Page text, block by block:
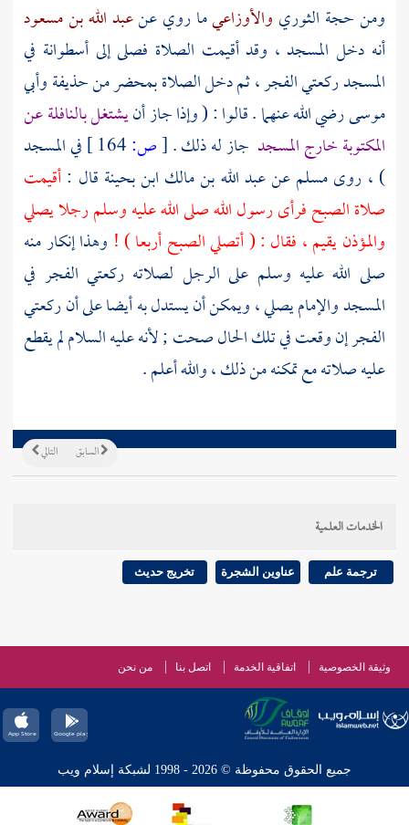
ومن حجة الثوري والأوزاعيما روي عنعبد الله بن مسعود
أنه دخل المسجد ، وقد أقيمت الصلاة فصلى إلى أسطوانة في
المسجد ركعتي الفجر ، ثم دخل الصلاة بمحضر منحذيفةوأبي
موسىرضي الله عنهما . قالوا : ( وإذا جاز أنيشتغل بالنافلة عن
المكتوبة خارج المسجد جاز له ذلك .[ص:
في المسجد
) ، روىمسلمعنعبد الله بن مالك ابن بحينة قال :أقيمت
صلاة الصبح فرأى رسول الله صلى الله عليه وسلم رجلا يصلي
والمؤذن يقيم ، فقال : ( أتصلي الصبح أربعا ) ! وهذا إنكار منه
صلى الله عليه وسلم على الرجل لصلاته ركعتي الفجر في
المسجد والإمام يصلي ، ويمكن أن يستدل به أيضا على أن ركعتي
الفجر إن وقعت في تلك الحال صحت ; لأنه عليه السلام لم يقطع
عليه صلاته مع تمكنه من ذلك ، والله أعلم .
التالي السابق
الخدمات العلمية
ترجمة علم عناوين الشجرة تخريج حديث
وثيقة الخصوصية اتفاقية الخدمة اتصل بنا من نحن
جميع الحقوق محفوظة © 2026 - 1998 لشبكة إسلام ويب